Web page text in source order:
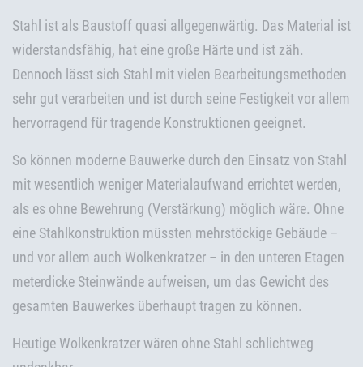
Stahl ist als Baustoff quasi allgegenwärtig. Das Material ist
widerstandsfähig, hat eine große Härte und ist zäh.
Dennoch lässt sich Stahl mit vielen Bearbeitungsmethoden
sehr gut verarbeiten und ist durch seine Festigkeit vor allem
hervorragend für tragende Konstruktionen geeignet.
So können moderne Bauwerke durch den Einsatz von Stahl
mit wesentlich weniger Materialaufwand errichtet werden,
als es ohne Bewehrung (Verstärkung) möglich wäre. Ohne
eine Stahlkonstruktion müssten mehrstöckige Gebäude –
und vor allem auch Wolkenkratzer – in den unteren Etagen
meterdicke Steinwände aufweisen, um das Gewicht des
gesamten Bauwerkes überhaupt tragen zu können.
Heutige Wolkenkratzer wären ohne Stahl schlichtweg